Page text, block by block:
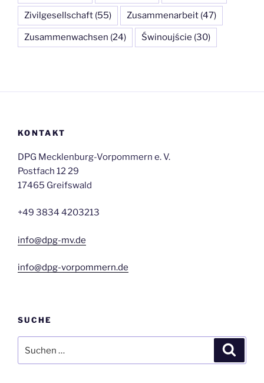
Zivilgesellschaft (55) Zusammenarbeit (47)
Zusammenwachsen (24) Świnoujście (30)
KONTAKT
DPG Mecklenburg-Vorpommern e. V.
Postfach 12 29
17465 Greifswald
+49 3834 4203213
info@dpg-mv.de
info@dpg-vorpommern.de
SUCHE
nach: